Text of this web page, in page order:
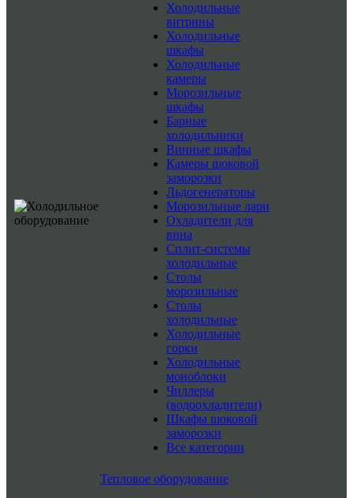
Холодильные
витрины
Холодильные
шкафы
Холодильные
камеры
Морозильные
шкафы
Барные
холодильники
Винные шкафы
Камеры шоковой
заморозки
Льдогенераторы
Морозильные лари
Охладители для
вина
Сплит-системы
холодильные
Столы
морозильные
Столы
холодильные
Холодильные
горки
Холодильные
моноблоки
Чиллеры
(водоохладители)
Шкафы шоковой
заморозки
Все категории
Тепловое оборудование